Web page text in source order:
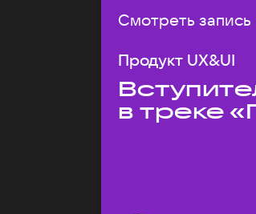
Смотреть запись
Продукт UX&UI
в треке